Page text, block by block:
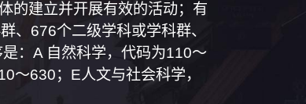
的建立并开展有效的活动；有
、676个二级学科或学科群、
：A 自然科学，代码为110～
～630；E人文与社会科学，